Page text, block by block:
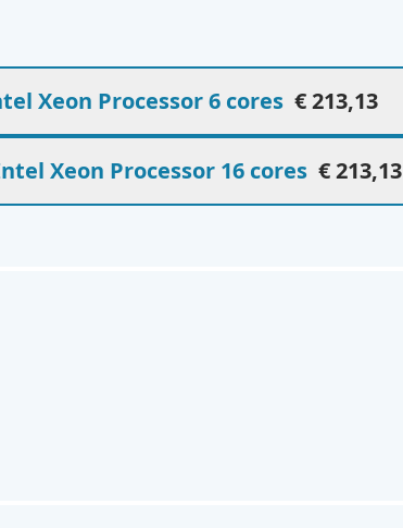
Xeon Processor 6 cores € 213,13
Xeon Processor 16 cores € 213,13